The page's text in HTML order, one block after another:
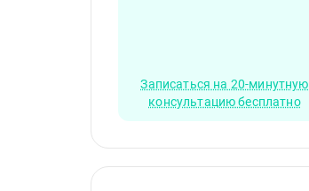
Записаться на 20-минутную
консультацию бесплатно